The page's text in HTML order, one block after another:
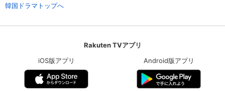
韓国ドラマトップへ
Rakuten TVアプリ
iOS版アプリ
Android版アプリ